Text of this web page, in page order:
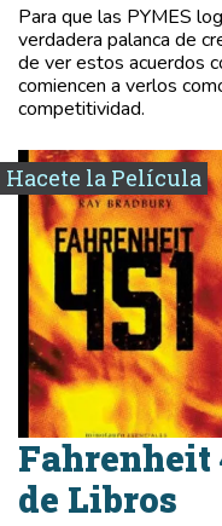
Para que las PYMES
verdadera palanca de
de ver estos acuerdos
comiencen a verlos
competitividad.
Hacete la Película
Fahrenheit
de Libros